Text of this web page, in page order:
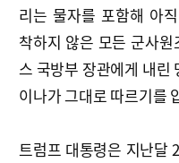
리는 물자를 포함해 아
착하지 않은 모든 군사
스 국방부 장관에게 내린
이나가 그대로 따르기를
트럼프 대통령은 지난달